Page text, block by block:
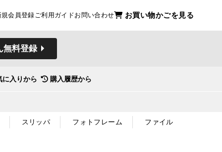
規会員登録ご利用ガイドお問い合わせ お買い物かごを見る
無料登録
に入りから 購入履歴から
スリッパ フォトフレーム ファイル